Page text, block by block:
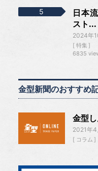
日本
スト...
2024年
特集
6835
金型新聞のおすすめ
金型
2021年4
コラム